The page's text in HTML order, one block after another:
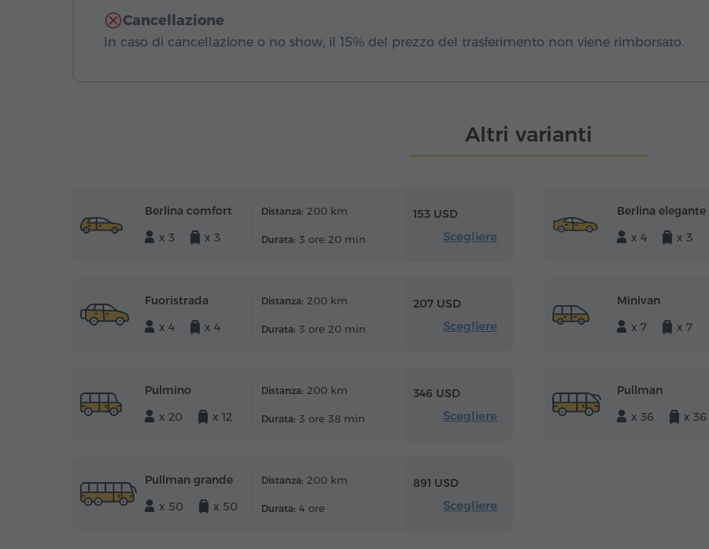
Cancellazione
In caso di cancellazione o no show, il 15% del prezzo del trasferimento non viene rimborsato.
Altri varianti
Berlina comfort
x 3
x 3
Distanza: 200 km
Durata: 3 ore 20 min
153 USD
Scegliere
Berlina elegante
x 4
x 3
Fuoristrada
x 4
x 4
Distanza: 200 km
Durata: 3 ore 20 min
207 USD
Scegliere
Minivan
x 7
x 7
Pulmino
x 20
x 12
Distanza: 200 km
Durata: 3 ore 38 min
346 USD
Scegliere
Pullman
x 36
x 36
Pullman grande
x 50
x 50
Distanza: 200 km
Durata: 4 ore
891 USD
Scegliere